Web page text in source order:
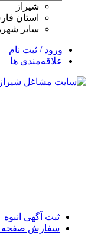
شیراز
استان
سایر
ورود / ثبت نام
علاقه‌مندی ها
ثبت آگهی انبوه
سفارش صفحه